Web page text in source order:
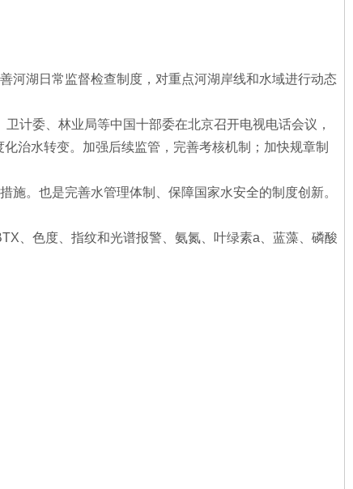
河湖日常监督检查制度，对重点河湖岸线和水域进行动态
计委、林业局等中国十部委在北京召开电视电话会议，
治水转变。加强后续监管，完善考核机制；加快规章制
。也是完善水管理体制、保障国家水安全的制度创新。
、色度、指纹和光谱报警、氨氮、叶绿素a、蓝藻、磷酸